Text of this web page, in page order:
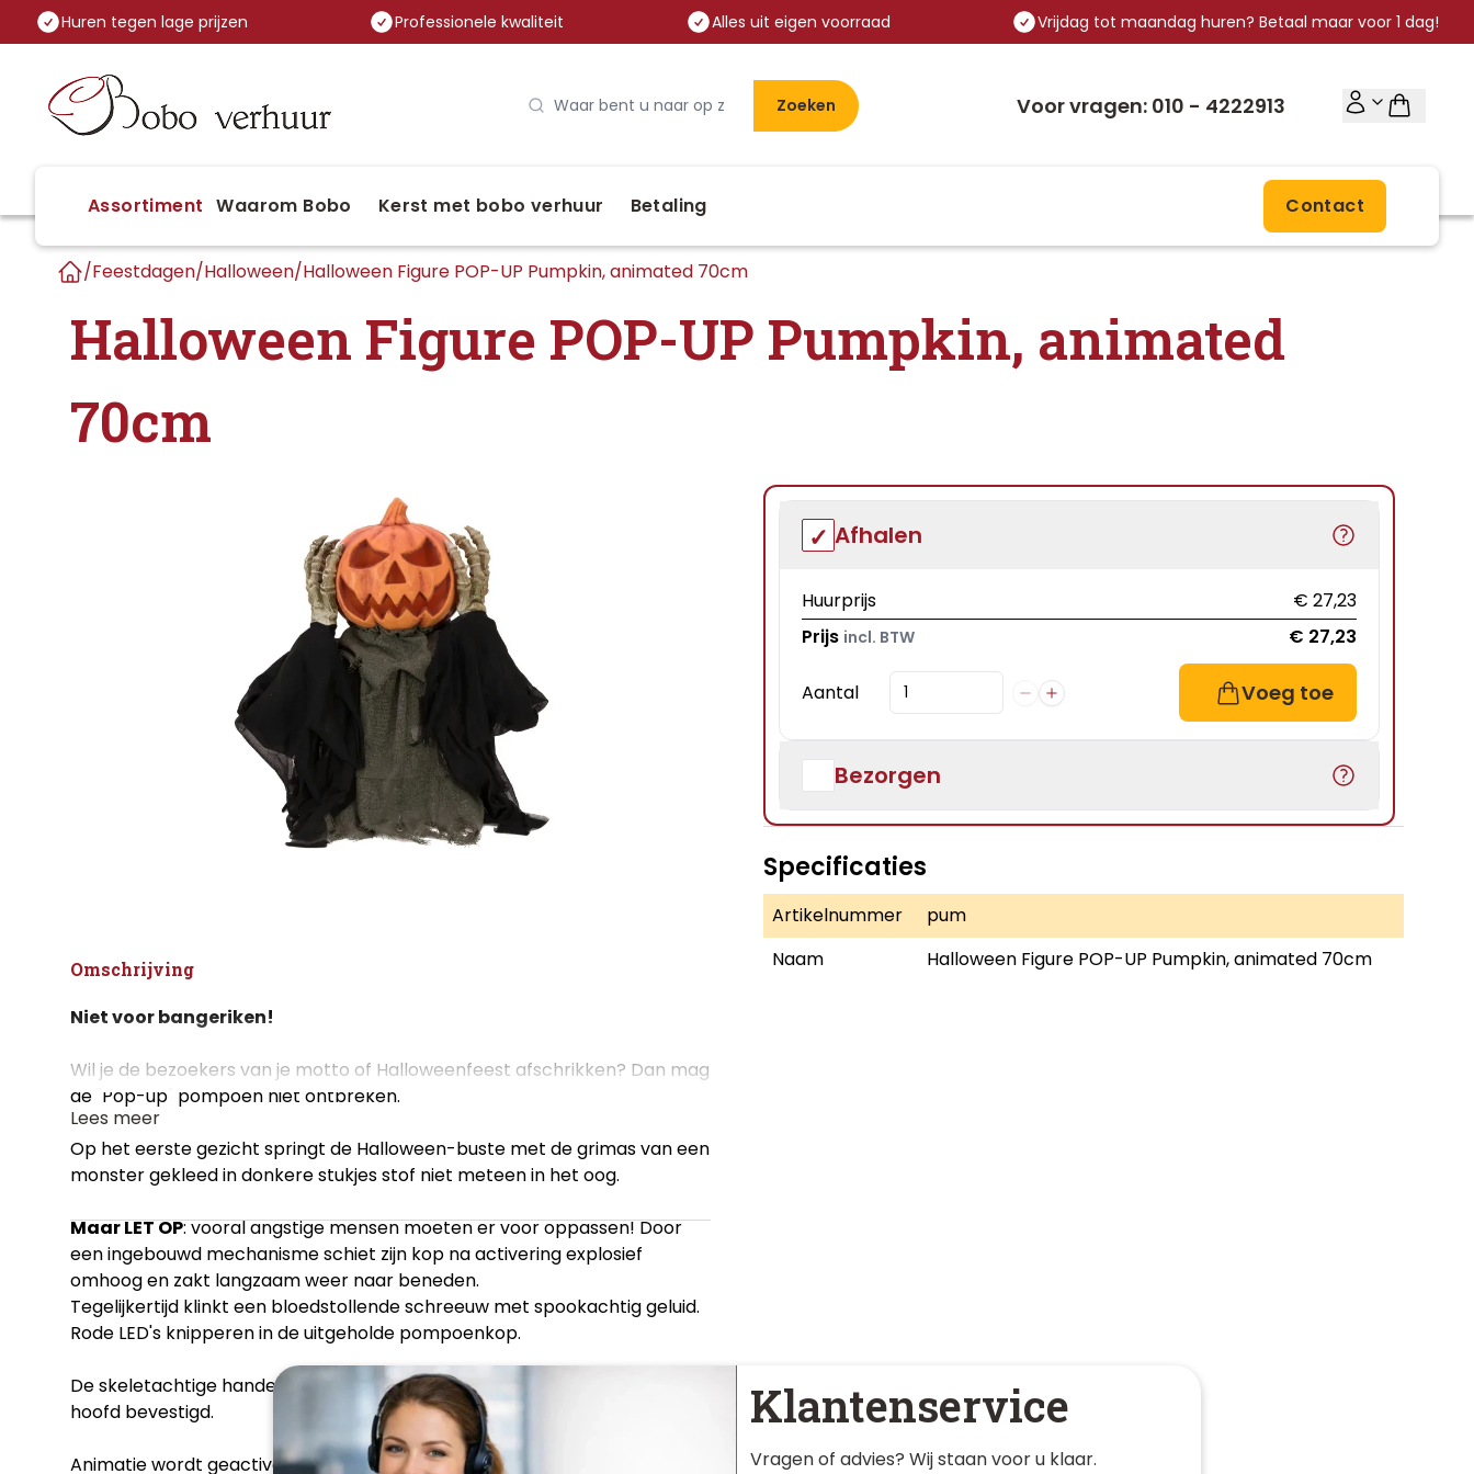
Huren tegen lage prijzen Professionele kwaliteit Alles uit eigen voorraad Vrijdag tot maandag huren? Betaal maar voor 1 dag!
Zoeken Voor vragen: 010 - 4222913
Assortiment Waarom Bobo Kerst met bobo verhuur Betaling Contact
/Feestdagen/Halloween/Halloween Figure POP-UP Pumpkin, animated 70cm
Halloween Figure POP-UP Pumpkin, animated
70cm
Omschrijving
Niet voor bangeriken!
Wil je de bezoekers van je motto of Halloweenfeest afschrikken? Dan mag
de "Pop-up" pompoen niet ontbreken.
Op het eerste gezicht springt de Halloween-buste met de grimas van een
monster gekleed in donkere stukjes stof niet meteen in het oog.
Maar LET OP: vooral angstige mensen moeten er voor oppassen! Door
een ingebouwd mechanisme schiet zijn kop na activering explosief
omhoog en zakt langzaam weer naar beneden.
Tegelijkertijd klinkt een bloedstollende schreeuw met spookachtig geluid.
Rode LED's knipperen in de uitgeholde pompoenkop.
De skeletachtige handen van de figuur zijn met kabelbinders aan het
hoofd bevestigd.
Animatie wordt geactiveerd door ingebouwde microfoon of bedrade
Lees meer
Afhalen
Huurprijs
€ 27,23
Prijs incl. BTW € 27,23
Aantal Voeg toe
Bezorgen
Specificaties
Artikelnummer
pum
Naam
Halloween Figure POP-UP Pumpkin, animated 70cm
Klantenservice
Vragen of advies? Wij staan voor u klaar.